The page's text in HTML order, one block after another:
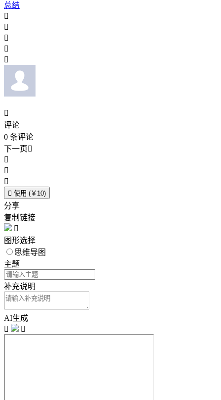
总结






评论
0 条评论
下一页



 使用 (￥10)
分享
复制链接

图形选择
思维导图
主题
补充说明
AI生成

